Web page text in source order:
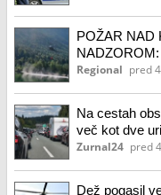
POŽAR NAD
žarišči
Regional pred
Na cestah
več kot dve uri
Zurnal24 pred
Dež pogasil